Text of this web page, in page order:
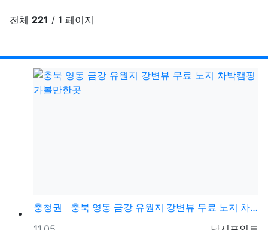
전체 221 / 1 페이지
충청권
충북 영동 금강 유원지 강변뷰 무료 노지 차박캠핑 가볼…